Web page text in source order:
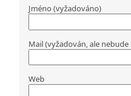
Jméno (vyžadováno)
Mail (vyžadován, ale nebude
Web